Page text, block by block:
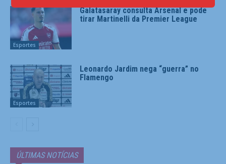
Esportes
Galatasaray consulta Arsenal e pode
tirar Martinelli da Premier League
Esportes
Leonardo Jardim nega “guerra” no
Flamengo
ÚLTIMAS NOTÍCIAS